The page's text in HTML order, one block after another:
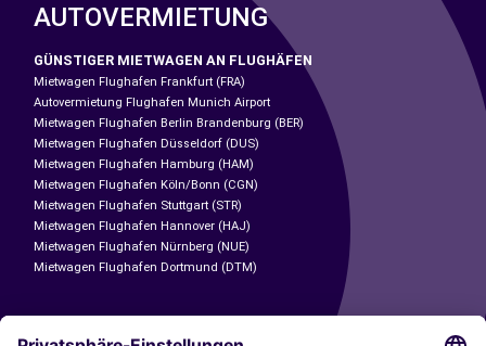
AUTOVERMIETUNG
GÜNSTIGER MIETWAGEN AN FLUGHÄFEN
Mietwagen Flughafen Frankfurt (FRA)
Autovermietung Flughafen Munich Airport
Mietwagen Flughafen Berlin Brandenburg (BER)
Mietwagen Flughafen Düsseldorf (DUS)
Mietwagen Flughafen Hamburg (HAM)
Mietwagen Flughafen Köln/Bonn (CGN)
Mietwagen Flughafen Stuttgart (STR)
Mietwagen Flughafen Hannover (HAJ)
Mietwagen Flughafen Nürnberg (NUE)
Mietwagen Flughafen Dortmund (DTM)
CARSHARING